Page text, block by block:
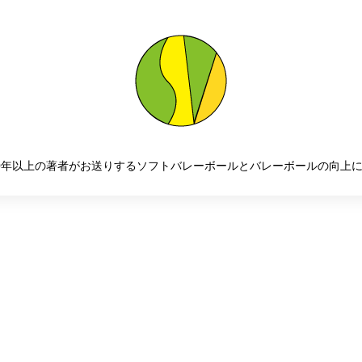
以上の著者がお送りするソフトバレーボールとバレーボールの向上